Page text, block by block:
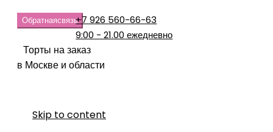
Обратнаясвязь+7 926 560-66-63
9:00 - 21.00 ежедневно
Торты на заказ
в Москве и области
Skip to content